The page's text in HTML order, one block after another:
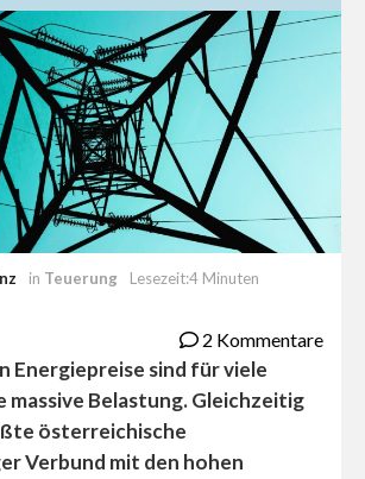
in Teuerung
Lesezeit:4 Minuten
2 Kommentare
Energiepreise sind für viele
massive Belastung. Gleichzeitig
österreichische
Verbund mit den hohen